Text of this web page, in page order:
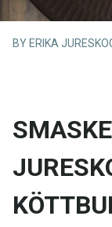
BY ERIKA